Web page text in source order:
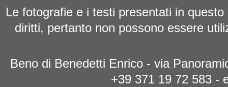
Le fotografie e i testi presentati in
diritti, pertanto non possono essere
Beno di Benedetti Enrico - via
+39 371 19 72 583 -